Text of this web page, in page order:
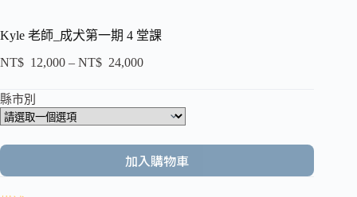
Kyle 老師_成犬第一期 4 堂課
NT$ 12,000 – NT$ 24,000
縣市別
加入購物車